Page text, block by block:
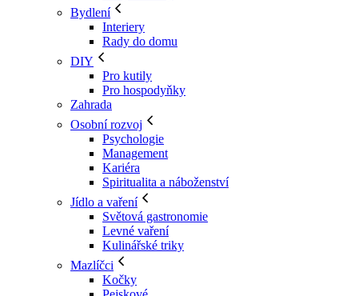
Bydlení
Interiery
Rady do domu
DIY
Pro kutily
Pro hospodyňky
Zahrada
Osobní rozvoj
Psychologie
Management
Kariéra
Spiritualita a náboženství
Jídlo a vaření
Světová gastronomie
Levné vaření
Kulinářské triky
Mazlíčci
Kočky